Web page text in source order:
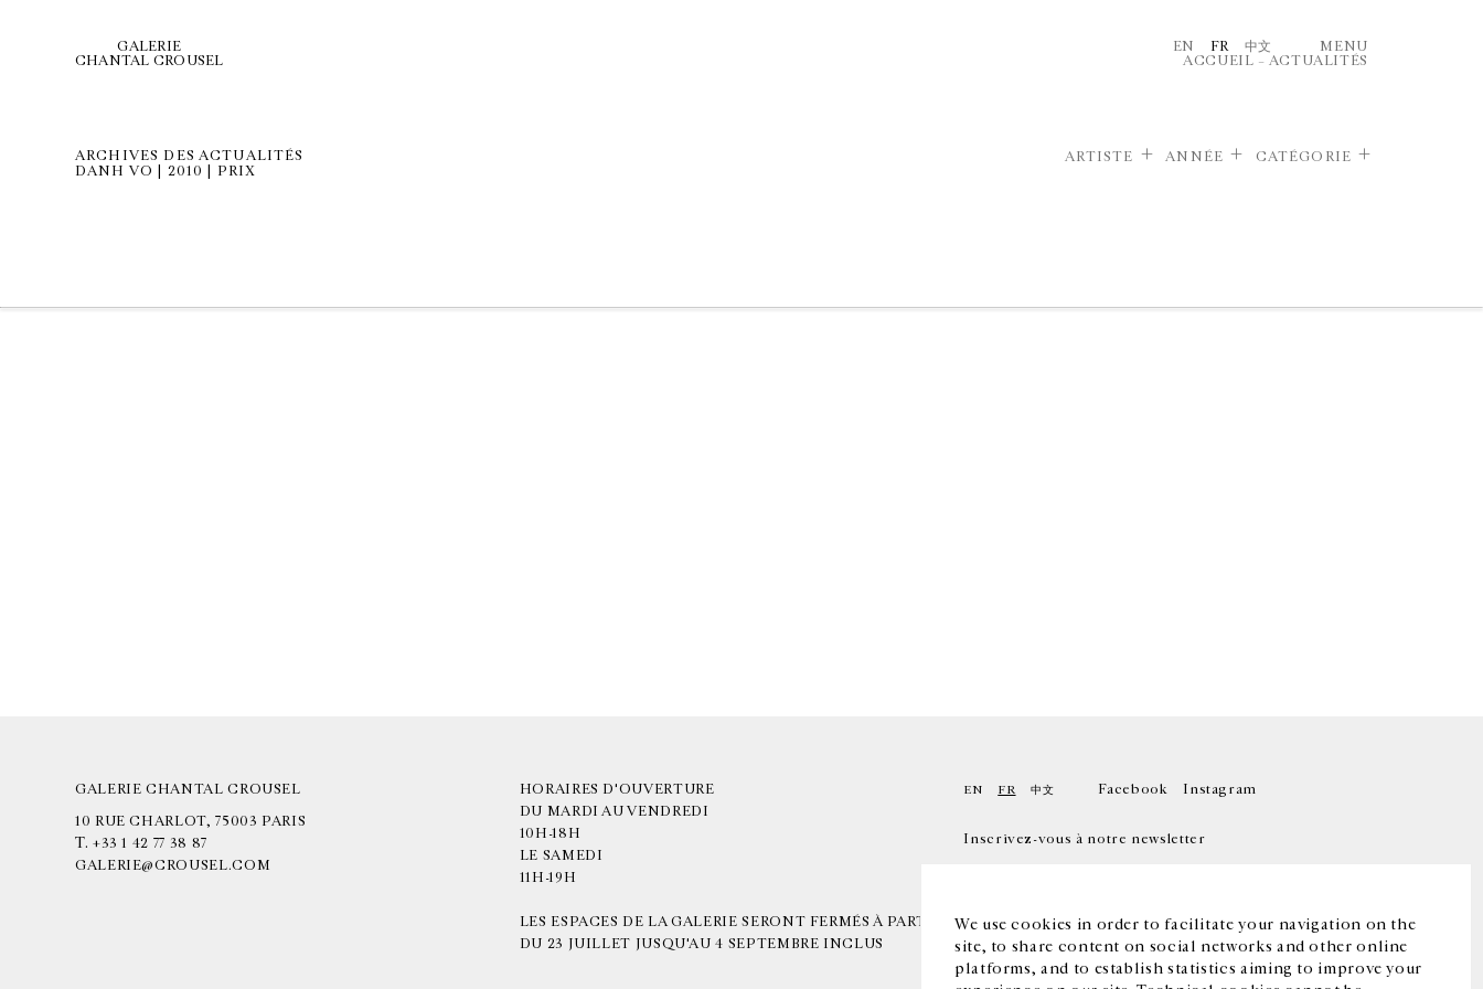
We use cookies in order to facilitate your navigation on the
site, to share content on social networks and other online
platforms, and to establish statistics aiming to improve your
GALERIE
CHANTAL CROUSEL
EN FR 中文
MENU
ACCUEIL – ACTUALITÉS
ARCHIVES DES ACTUALITÉS
DANH VO | 2010 | PRIX
ARTISTE ANNÉE CATÉGORIE
GALERIE CHANTAL CROUSEL
10 RUE CHARLOT, 75003 PARIS
T. +33 1 42 77 38 87
GALERIE@CROUSEL.COM
HORAIRES D'OUVERTURE
DU MARDI AU VENDREDI
10H-18H
LE SAMEDI
11H-19H
LES ESPACES DE LA GALERIE SERONT FERMÉS À PARTIR
DU 23 JUILLET JUSQU'AU 4 SEPTEMBRE INCLUS
EN FR 中文 Facebook Instagram
Inscrivez-vous à notre newsletter